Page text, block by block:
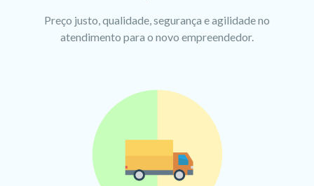
Preço justo, qualidade, segurança e agilidade no
atendimento para o novo empreendedor.